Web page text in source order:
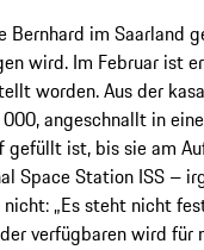
im Saarland
wird. Im Februar ist
worden. Aus der
angeschnallt in
gefüllt ist, bis sie am
Space Station ISS –
„Es steht nicht
verfügbaren wird für